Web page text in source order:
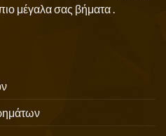
μέγαλα σας βήματα .